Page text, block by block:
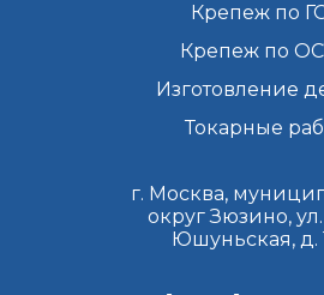
г. Москва,
округ Зюзино,
Юшуньская, д.
Крепеж по
Крепеж по
Изготовление
Токарные